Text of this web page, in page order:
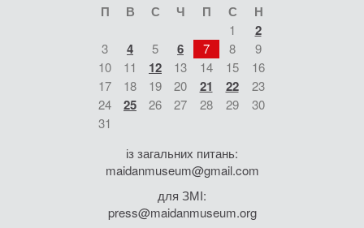
П В С Ч П С Н
1 2
3 4 5 6 7 8
9
10
11 12 13 14 15
16
17
18 19 20 21 22
23
24
25 26 27 28 29
30
31
із загальних питань:
maidanmuseum@gmail.com
для ЗМІ:
press@maidanmuseum.org